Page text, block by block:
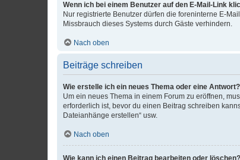
Wenn ich bei einem Benutzer auf den E-Mail-Link
Nur registrierte Benutzer dürfen die foreninterne E-
Missbrauch dieses Systems durch Gäste verhindern.
Nach oben
Beiträge schreiben
Wie erstelle ich ein neues Thema oder eine Antwort?
Um ein neues Thema in einem Forum zu eröffnen,
erforderlich ist, bevor du einen Beitrag schreiben
Dateianhänge erstellen“ usw.
Nach oben
Wie kann ich einen Beitrag bearbeiten oder löschen?